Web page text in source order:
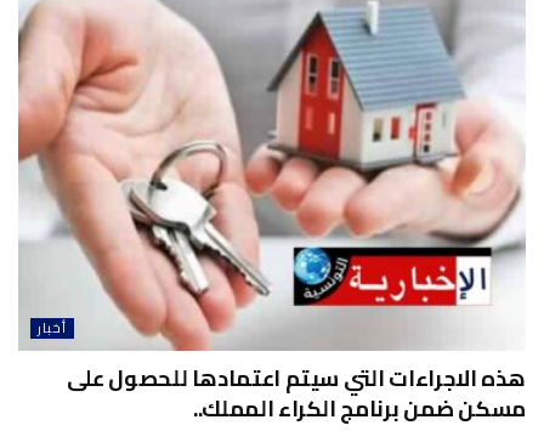
أخبار
هذه الاجراءات التي سيتم اعتمادها للحصول على
مسكن ضمن برنامج الكراء المملك..